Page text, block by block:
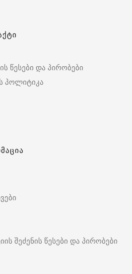
წესები და პირობები
პოლიტიკა
შეძენის წესები და პირობები